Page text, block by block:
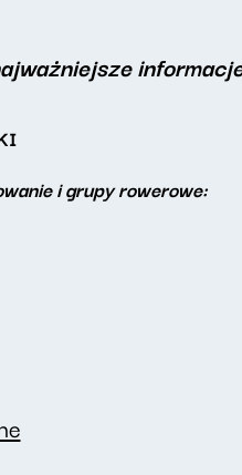
i grupy rowerowe: